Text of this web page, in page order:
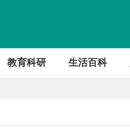
教育科研 生活百科